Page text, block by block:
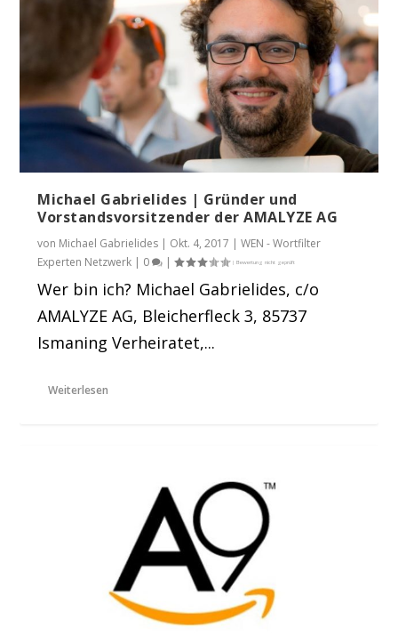
4 Tage Amazon A9 Algorithmus: Erste
Learnings
AMALYZE vermutet Amazon A9
Algorithmus Update
Michael Gabrielides | Gründer und
Vorstandsvorsitzender der AMALYZE AG
von Michael Gabrielides | Okt. 4, 2017 |WEN - Wortfilter
Experten Netzwerk | 0 |
Wer bin ich? Michael Gabrielides, c/o
AMALYZE AG, Bleicherfleck 3, 85737
Ismaning Verheiratet,...
Weiterlesen